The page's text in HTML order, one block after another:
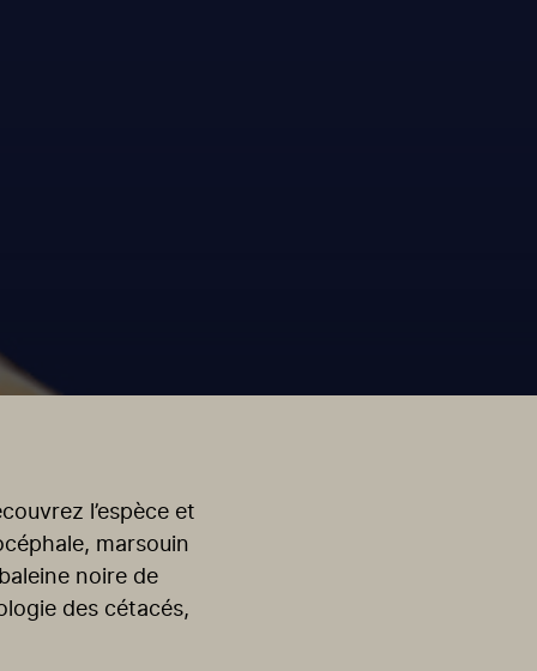
l’espèce et
marsouin
noire de
des cétacés,